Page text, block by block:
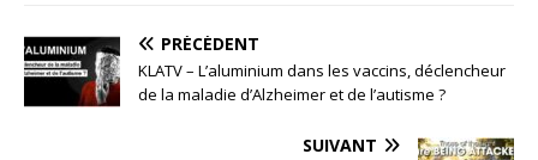
PRÉCÉDENT
KLATV – L’aluminium dans les vaccins, déclencheur
de la maladie d’Alzheimer et de l’autisme ?
SUIVANT